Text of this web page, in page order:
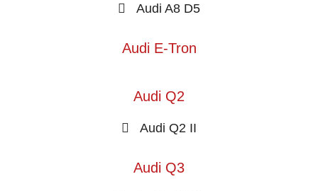
Audi A8 D5
Audi E-Tron
Audi Q2
Audi Q2 II
Audi Q3